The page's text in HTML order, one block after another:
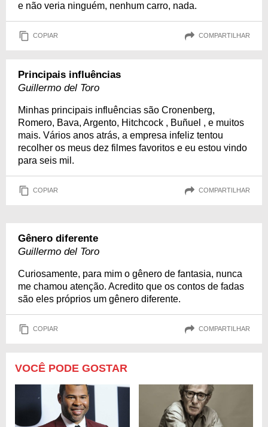
e não veria ninguém, nenhum carro, nada.
COPIAR COMPARTILHAR
Principais influências
Guillermo del Toro
Minhas principais influências são Cronenberg,
Romero, Bava, Argento, Hitchcock , Buñuel , e muitos
mais. Vários anos atrás, a empresa infeliz tentou
recolher os meus dez filmes favoritos e eu estou vindo
para seis mil.
COPIAR COMPARTILHAR
Gênero diferente
Guillermo del Toro
Curiosamente, para mim o gênero de fantasia, nunca
me chamou atenção. Acredito que os contos de fadas
são eles próprios um gênero diferente.
COPIAR COMPARTILHAR
VOCÊ PODE GOSTAR